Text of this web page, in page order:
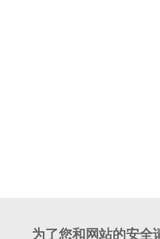
为了您和网站的安全